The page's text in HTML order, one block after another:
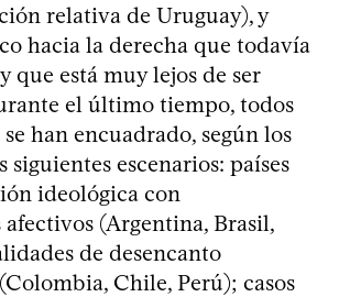
relativa de Uruguay), y
hacia la derecha que todavía
que está muy lejos de ser
el último tiempo, todos
se han encuadrado, según los
siguientes escenarios: países
ideológica con
(Argentina, Brasil,
de desencanto
Chile, Perú); casos